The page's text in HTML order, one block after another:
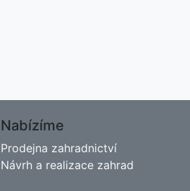
Nabízíme
Prodejna zahradnictví
Návrh a realizace zahrad